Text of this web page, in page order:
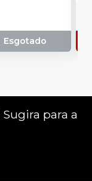
Esgotado
Sugira para a